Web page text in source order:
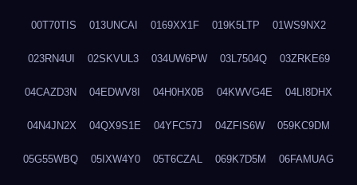
00T70TIS 013UNCAI 0169XX1F 019K5LTP 01WS9NX2
023RN4UI 02SKVUL3 034UW6PW 03L7504Q 03ZRKE69
04CAZD3N 04EDWV8I 04H0HX0B 04KWVG4E 04LI8DHX
04N4JN2X 04QX9S1E 04YFC57J 04ZFIS6W 059KC9DM
05G55WBQ 05IXW4Y0 05T6CZAL 069K7D5M 06FAMUAG